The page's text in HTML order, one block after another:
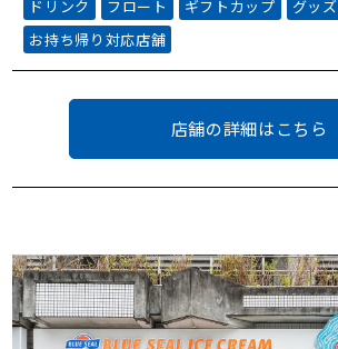
ドリンク フロート ギフトカップ グッズ
お持ち帰り対応店舗
店舗の詳細はこちら